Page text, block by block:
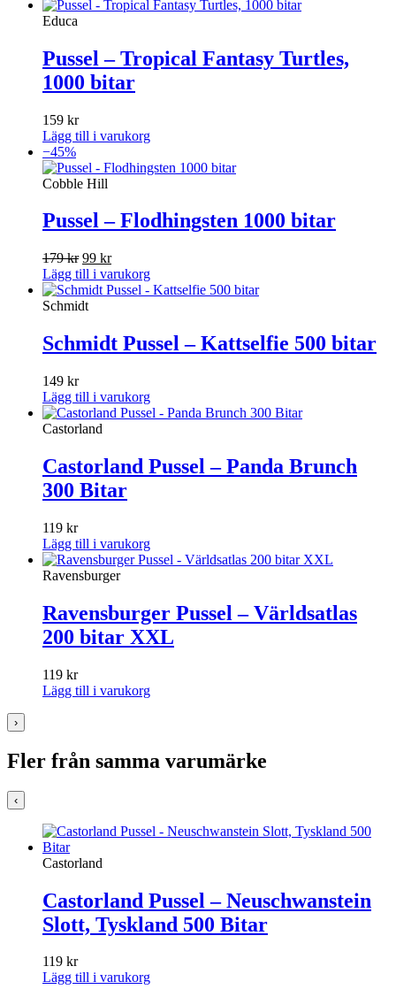
Educa
Pussel – Tropical Fantasy Turtles,
1000 bitar
159 kr
Lägg till i varukorg
−45%
Cobble Hill
Pussel – Flodhingsten 1000 bitar
179kr Det
ursprungliga
priset
var:
99 krDet
nuvarande
priset
Lägg till i varukorg
Schmidt
Schmidt Pussel – Kattselfie 500 bitar
149 kr
Lägg till i varukorg
Castorland
Castorland Pussel – Panda Brunch
300 Bitar
119 kr
Lägg till i varukorg
Ravensburger
Ravensburger Pussel – Världsatlas
200 bitar XXL
119 kr
Lägg till i varukorg
›
Fler från samma varumärke
‹
Castorland
Castorland Pussel – Neuschwanstein
Slott, Tyskland 500 Bitar
119 kr
Lägg till i varukorg